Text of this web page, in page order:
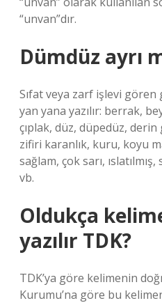
“unvan”dır.
Dümdüz ayrı
Sıfat veya zarf işlevi
yan yana yazılır: berrak,
çıplak, düz, düpedüz,
zifiri karanlık, kuru, koyu
sağlam, çok sarı,
vb.
Oldukça
yazılır TDK?
TDK’ya göre kelimenin
Kurumu’na göre bu